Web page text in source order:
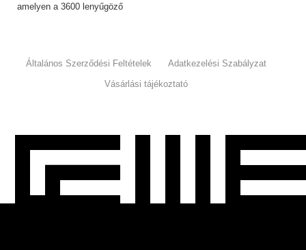
amelyen a 3600 lenyűgöző
Általános Szerződési Feltételek
Adatkezelési Szabályzat
Vásárlási tájékoztató